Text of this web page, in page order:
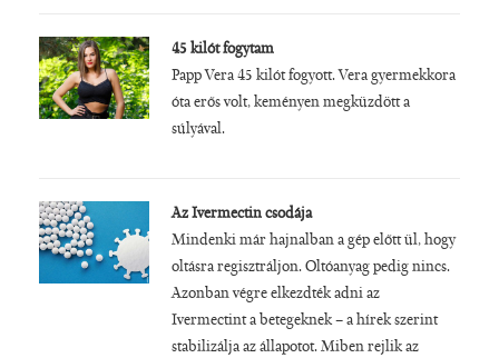
45 kilót fogytam
Papp Vera 45 kilót fogyott. Vera gyermekkora
óta erős volt, keményen megküzdött a
súlyával.
Az Ivermectin csodája
Mindenki már hajnalban a gép előtt ül, hogy
oltásra regisztráljon. Oltóanyag pedig nincs.
Azonban végre elkezdték adni az
Ivermectint a betegeknek – a hírek szerint
stabilizálja az állapotot. Miben rejlik az